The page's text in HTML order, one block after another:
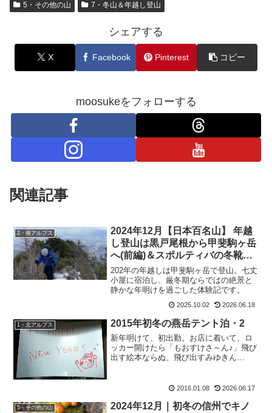
5・その他の山 7・冬山＆年越し登山
シェアする
X Facebook Pinterest コピー
moosukeをフォローする
関連記事
2・南アルプス
2024年12月【日本百名山】 年越
し登山は黒戸尾根から甲斐駒ヶ岳
へ(前編)＆スポルティバの冬靴・
ネパールエボ
202年の年越しは甲斐駒ヶ岳で登山。七丈
小屋に宿泊し、厳冬期ならではの絶景と
静かな年明けを過ごした体験記です。
2025.10.02 2026.06.18
1・北アルプス 2015年初冬の燕岳テント泊・2
新年明けて、初出勤。お店に着いて、ロ
ッカー開けたら「もおすけさ～ん♪」飛び
出す絵本ならぬ、飛び出すみゆきん
ていたそうで、なんでもお父様もこのブ
2016.01.08 2026.06.17
5・その他の山 2024年12月｜初冬の信州でキノ